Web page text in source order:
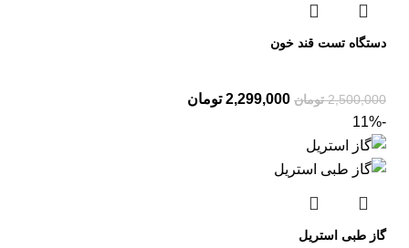
دستگاه تست قند خون
2,500,000 تومان 2,299,000 تومان
-11%
گاز طبی استریل